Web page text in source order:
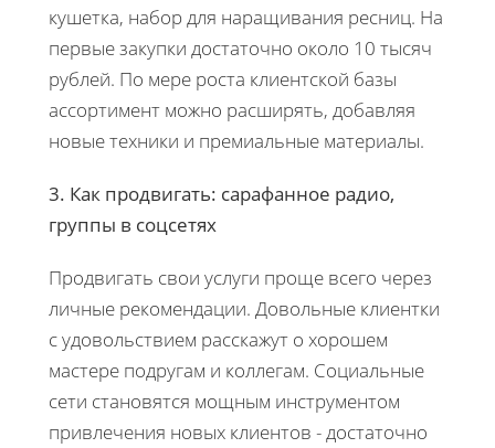
кушетка, набор для наращивания ресниц. На
первые закупки достаточно около 10 тысяч
рублей. По мере роста клиентской базы
ассортимент можно расширять, добавляя
новые техники и премиальные материалы.
3. Как продвигать: сарафанное радио,
группы в соцсетях
Продвигать свои услуги проще всего через
личные рекомендации. Довольные клиентки
с удовольствием расскажут о хорошем
мастере подругам и коллегам. Социальные
сети становятся мощным инструментом
привлечения новых клиентов - достаточно